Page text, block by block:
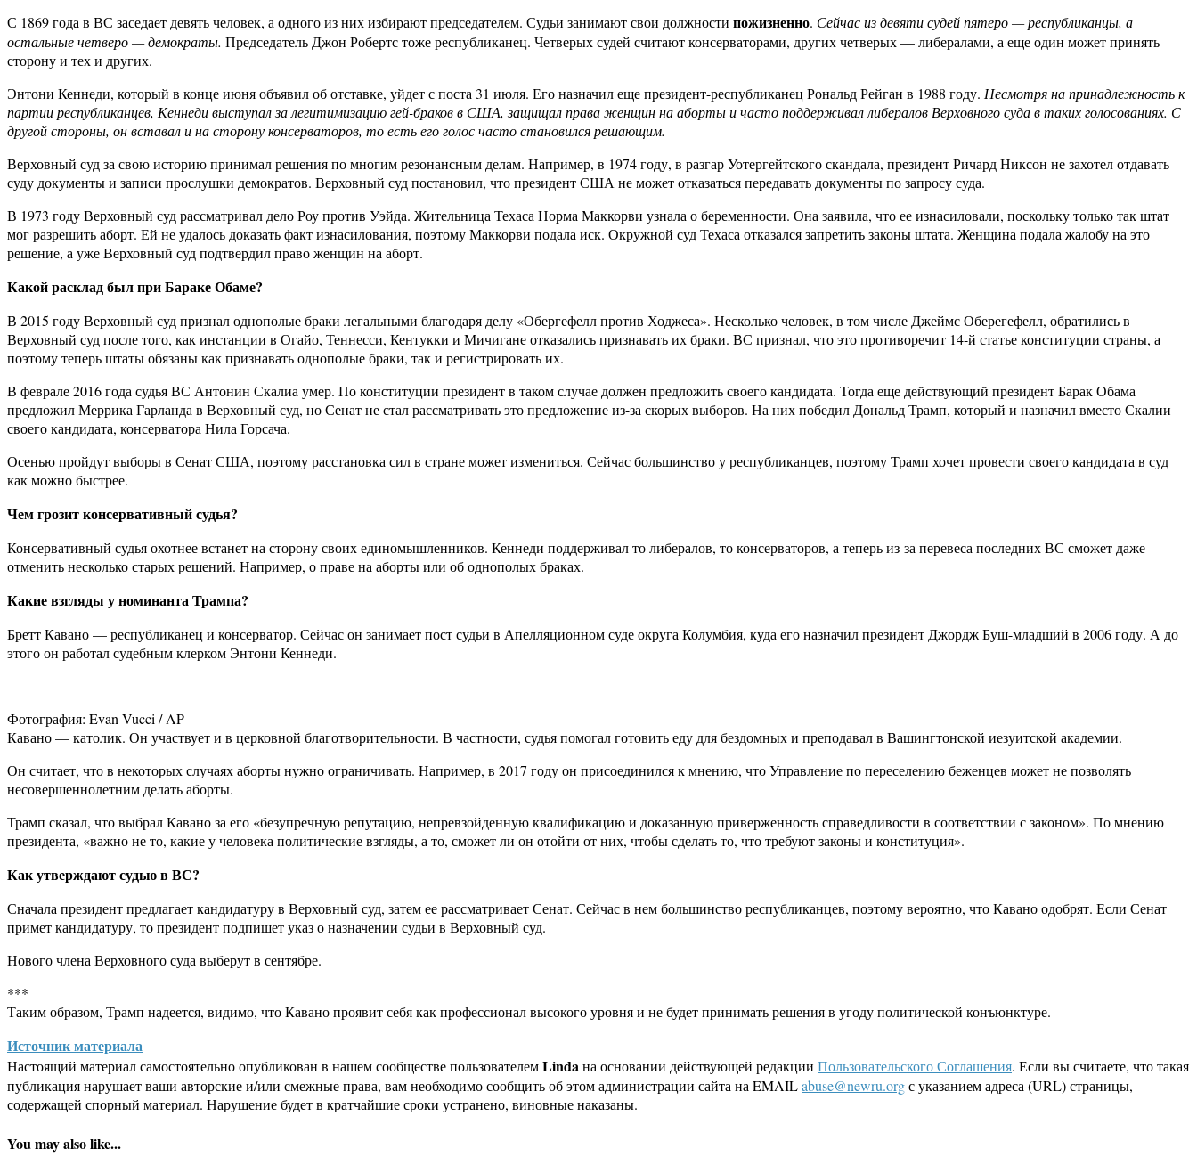
С 1869 года в ВС заседает девять человек, а одного из них избирают председателем. Судьи занимают свои должности пожизненно. Сейчас из девяти судей пятеро — республиканцы, а
остальные четверо — демократы. Председатель Джон Робертс тоже республиканец. Четверых судей считают консерваторами, других четверых — либералами, а еще один может принять
сторону и тех и других.
Энтони Кеннеди, который в конце июня объявил об отставке, уйдет с поста 31 июля. Его назначил еще президент-республиканец Рональд Рейган в 1988 году. Несмотря на принадлежность к
партии республиканцев, Кеннеди выступал за легитимизацию гей-браков в США, защищал права женщин на аборты и часто поддерживал либералов Верховного суда в таких голосованиях. С
другой стороны, он вставал и на сторону консерваторов, то есть его голос часто становился решающим.
Верховный суд за свою историю принимал решения по многим резонансным делам. Например, в 1974 году, в разгар Уотергейтского скандала, президент Ричард Никсон не захотел отдавать
суду документы и записи прослушки демократов. Верховный суд постановил, что президент США не может отказаться передавать документы по запросу суда.
В 1973 году Верховный суд рассматривал дело Роу против Уэйда. Жительница Техаса Норма Маккорви узнала о беременности. Она заявила, что ее изнасиловали, поскольку только так штат
мог разрешить аборт. Ей не удалось доказать факт изнасилования, поэтому Маккорви подала иск. Окружной суд Техаса отказался запретить законы штата. Женщина подала жалобу на это
решение, а уже Верховный суд подтвердил право женщин на аборт.
Какой расклад был при Бараке Обаме?
В 2015 году Верховный суд признал однополые браки легальными благодаря делу «Обергефелл против Ходжеса». Несколько человек, в том числе Джеймс Оберегефелл, обратились в
Верховный суд после того, как инстанции в Огайо, Теннесси, Кентукки и Мичигане отказались признавать их браки. ВС признал, что это противоречит 14-й статье конституции страны, а
поэтому теперь штаты обязаны как признавать однополые браки, так и регистрировать их.
В феврале 2016 года судья ВС Антонин Скалиа умер. По конституции президент в таком случае должен предложить своего кандидата. Тогда еще действующий президент Барак Обама
предложил Меррика Гарланда в Верховный суд, но Сенат не стал рассматривать это предложение из-за скорых выборов. На них победил Дональд Трамп, который и назначил вместо Скалии
своего кандидата, консерватора Нила Горсача.
Осенью пройдут выборы в Сенат США, поэтому расстановка сил в стране может измениться. Сейчас большинство у республиканцев, поэтому Трамп хочет провести своего кандидата в суд
как можно быстрее.
Чем грозит консервативный судья?
Консервативный судья охотнее встанет на сторону своих единомышленников. Кеннеди поддерживал то либералов, то консерваторов, а теперь из-за перевеса последних ВС сможет даже
отменить несколько старых решений. Например, о праве на аборты или об однополых браках.
Какие взгляды у номинанта Трампа?
Бретт Кавано — республиканец и консерватор. Сейчас он занимает пост судьи в Апелляционном суде округа Колумбия, куда его назначил президент Джордж Буш-младший в 2006 году. А до
этого он работал судебным клерком Энтони Кеннеди.
Фотография: Evan Vucci / AP
Кавано — католик. Он участвует и в церковной благотворительности. В частности, судья помогал готовить еду для бездомных и преподавал в Вашингтонской иезуитской академии.
Он считает, что в некоторых случаях аборты нужно ограничивать. Например, в 2017 году он присоединился к мнению, что Управление по переселению беженцев может не позволять
несовершеннолетним делать аборты.
Трамп сказал, что выбрал Кавано за его «безупречную репутацию, непревзойденную квалификацию и доказанную приверженность справедливости в соответствии с законом». По мнению
президента, «важно не то, какие у человека политические взгляды, а то, сможет ли он отойти от них, чтобы сделать то, что требуют законы и конституция».
Как утверждают судью в ВС?
Сначала президент предлагает кандидатуру в Верховный суд, затем ее рассматривает Сенат. Сейчас в нем большинство республиканцев, поэтому вероятно, что Кавано одобрят. Если Сенат
примет кандидатуру, то президент подпишет указ о назначении судьи в Верховный суд.
Нового члена Верховного суда выберут в сентябре.
***
Таким образом, Трамп надеется, видимо, что Кавано проявит себя как профессионал высокого уровня и не будет принимать решения в угоду политической конъюнктуре.
Источник материала
Настоящий материал самостоятельно опубликован в нашем сообществе пользователемLindaна основании действующей редакции Пользовательского Соглашения. Если вы считаете, что такая
публикация нарушает ваши авторские и/или смежные права, вам необходимо сообщить об этом администрации сайта на EMAILabuse@newru.orgс указанием адреса (URL) страницы,
содержащей спорный материал. Нарушение будет в кратчайшие сроки устранено, виновные наказаны.
You may also like...